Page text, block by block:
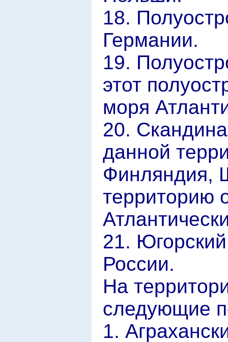
18.
Германии.
19.
этот
моря
20.
данной
Финляндия,
территорию
21.
России.
На
следующие
1.